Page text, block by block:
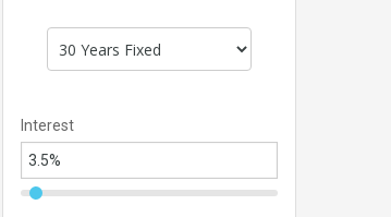
Interest